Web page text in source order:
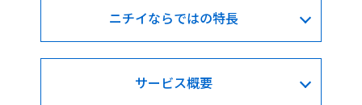
ニチイならではの特長
サービス概要